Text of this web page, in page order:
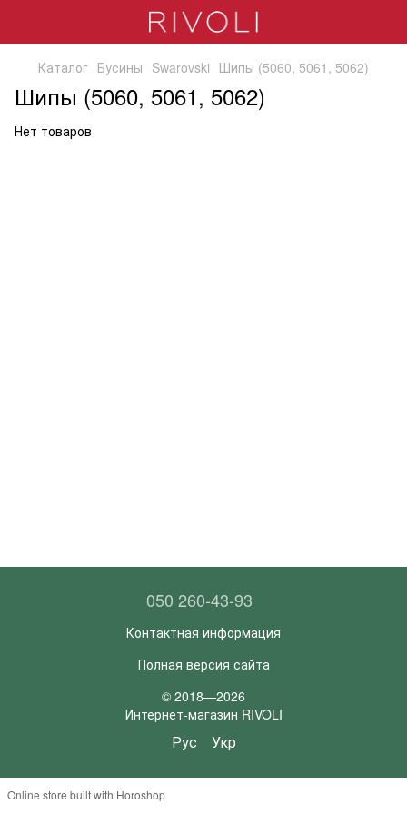
Каталог Бусины Swarovski Шипы (5060, 5061, 5062)
Шипы (5060, 5061, 5062)
Нет товаров
050 260-43-93
Контактная информация
Полная версия сайта
© 2018—2026
Интернет-магазин RIVOLI
Рус Укр
Online store built with Horoshop